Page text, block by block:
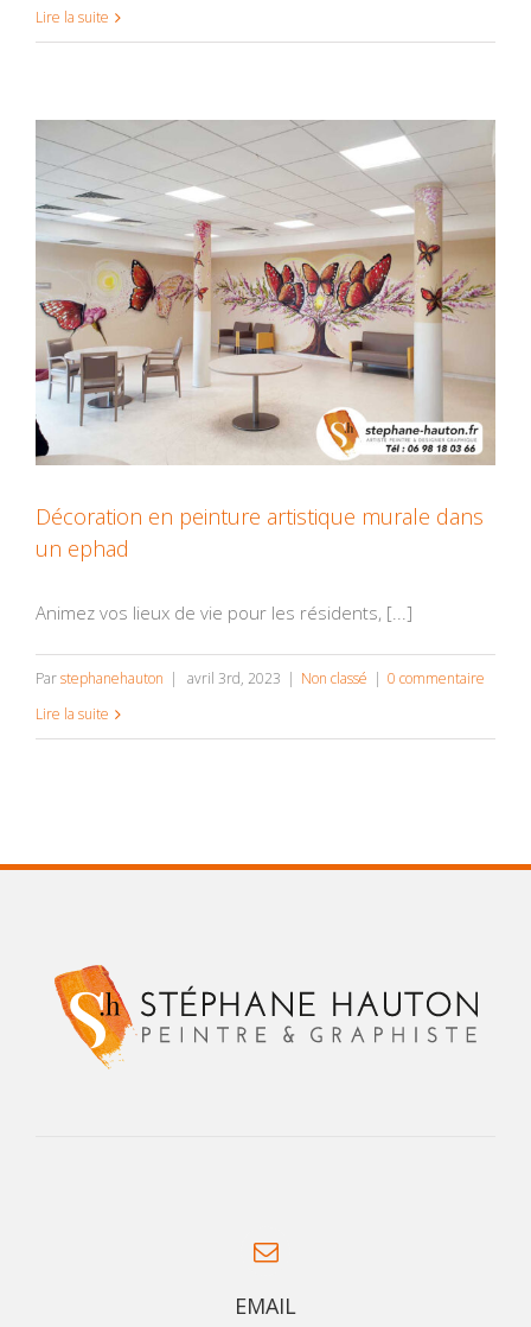
Lire la suite
Décoration en peinture artistique murale dans
un ephad
Animez vos lieux de vie pour les résidents, [...]
Parstephanehauton | avril 3rd, 2023 | Non classé | 0 commentaire
Lire la suite
EMAIL